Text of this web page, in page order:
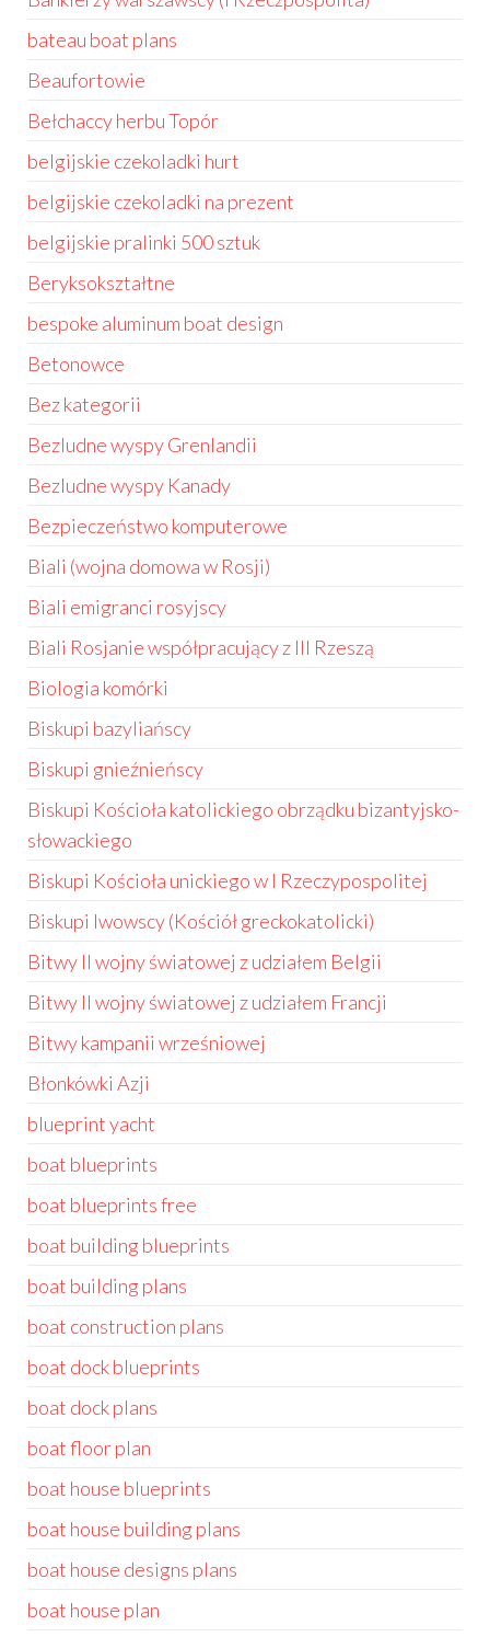
bateau boat plans
Beaufortowie
Bełchaccy herbu Topór
belgijskie czekoladki hurt
belgijskie czekoladki na prezent
belgijskie pralinki 500 sztuk
Beryksokształtne
bespoke aluminum boat design
Betonowce
Bez kategorii
Bezludne wyspy Grenlandii
Bezludne wyspy Kanady
Bezpieczeństwo komputerowe
Biali (wojna domowa w Rosji)
Biali emigranci rosyjscy
Biali Rosjanie współpracujący z III Rzeszą
Biologia komórki
Biskupi bazyliańscy
Biskupi gnieźnieńscy
Biskupi Kościoła katolickiego obrządku bizantyjsko-
słowackiego
Biskupi Kościoła unickiego w I Rzeczypospolitej
Biskupi lwowscy (Kościół greckokatolicki)
Bitwy II wojny światowej z udziałem Belgii
Bitwy II wojny światowej z udziałem Francji
Bitwy kampanii wrześniowej
Błonkówki Azji
blueprint yacht
boat blueprints
boat blueprints free
boat building blueprints
boat building plans
boat construction plans
boat dock blueprints
boat dock plans
boat floor plan
boat house blueprints
boat house building plans
boat house designs plans
boat house plan